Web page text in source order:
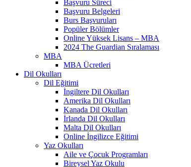
Başvuru Süreci
Başvuru Belgeleri
Burs Başvuruları
Popüler Bölümler
Online Yüksek Lisans – MBA
2024 The Guardian Sıralaması
MBA
MBA Ücretleri
Dil Okulları
Dil Eğitimi
İngiltere Dil Okulları
Amerika Dil Okulları
Kanada Dil Okulları
İrlanda Dil Okulları
Malta Dil Okulları
Online İngilizce Eğitimi
Yaz Okulları
Aile ve Çocuk Programları
Bireysel Yaz Okulu